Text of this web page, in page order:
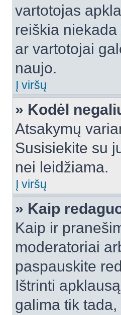
vartotojas
reiškia
ar vartotojai
naujo.
Į viršų
» Kodėl
Atsakymų
Susisiekite su
nei leidžiama.
Į viršų
» Kaip
Kaip ir
moderatoriai
paspauskite
Ištrinti
galima tik